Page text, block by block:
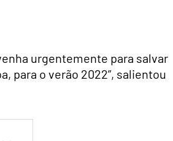
urgentemente para salvar
para o verão 2022”, salientou